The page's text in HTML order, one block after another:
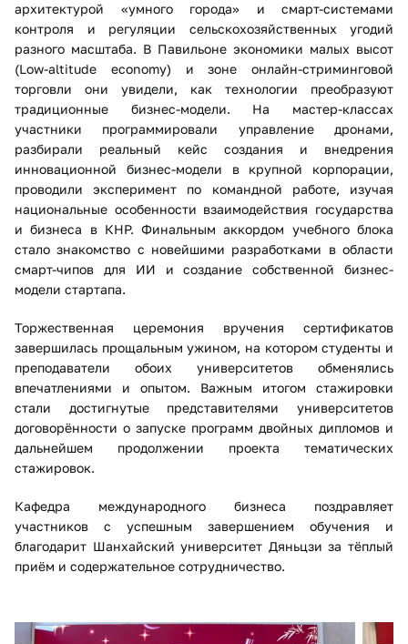
архитектурой «умного города» и смарт-системами
контроля и регуляции сельскохозяйственных угодий
разного масштаба. В Павильоне экономики малых высот
(Low-altitude economy) и зоне онлайн-стриминговой
торговли они увидели, как технологии преобразуют
традиционные бизнес-модели. На мастер-классах
участники программировали управление дронами,
разбирали реальный кейс создания и внедрения
инновационной бизнес-модели в крупной корпорации,
проводили эксперимент по командной работе, изучая
национальные особенности взаимодействия государства
и бизнеса в КНР. Финальным аккордом учебного блока
стало знакомство с новейшими разработками в области
смарт-чипов для ИИ и создание собственной бизнес-
модели стартапа.
Торжественная церемония вручения сертификатов
завершилась прощальным ужином, на котором студенты и
преподаватели обоих университетов обменялись
впечатлениями и опытом. Важным итогом стажировки
стали достигнутые представителями университетов
договорённости о запуске программ двойных дипломов и
дальнейшем продолжении проекта тематических
стажировок.
Кафедра международного бизнеса поздравляет
участников с успешным завершением обучения и
благодарит Шанхайский университет Дяньцзи за тёплый
приём и содержательное сотрудничество.